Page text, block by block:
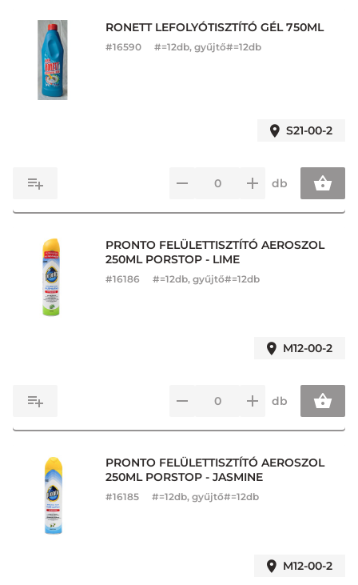
RONETT LEFOLYÓTISZTÍTÓ GÉL 750ML
#16590 #=12db, gyűjtő#=12db
S21-00-2
db
PRONTO FELÜLETTISZTÍTÓ AEROSZOL
250ML PORSTOP - LIME
#16186 #=12db, gyűjtő#=12db
M12-00-2
db
PRONTO FELÜLETTISZTÍTÓ AEROSZOL
250ML PORSTOP - JASMINE
#16185 #=12db, gyűjtő#=12db
M12-00-2